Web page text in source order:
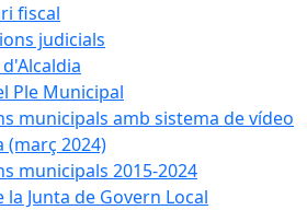
fiscal
judicials
Ple Municipal
municipals amb sistema de vídeo
(març 2024)
municipals 2015-2024
la Junta de Govern Local